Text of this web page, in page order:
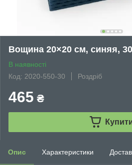
Вощина 20×20 см, синяя,
В наявності
Код: 2020-550-30
Роздріб
465 ₴
Опис Характеристики